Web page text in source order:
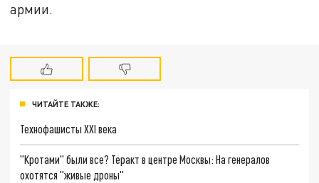
армии.
ЧИТАЙТЕ ТАКЖЕ:
Технофашисты XXI века
"Кротами" были все? Теракт в центре Москвы: На генералов
охотятся "живые дроны"